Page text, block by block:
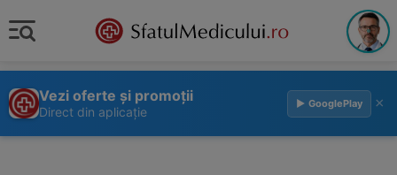
Vezi oferte și promoții
Direct din aplicație
▶ GooglePlay ×